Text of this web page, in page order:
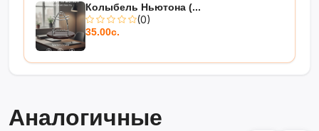
Колыбель Ньютона (...
(0)
35.00с.
Аналогичные